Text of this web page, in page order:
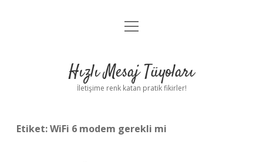
Anasayfa
Yasal Uyarı
menüyü
Hızlı Mesaj Tüyoları
İletişime renk katan pratik fikirler!
Etiket:WiFi 6 modem gerekli mi